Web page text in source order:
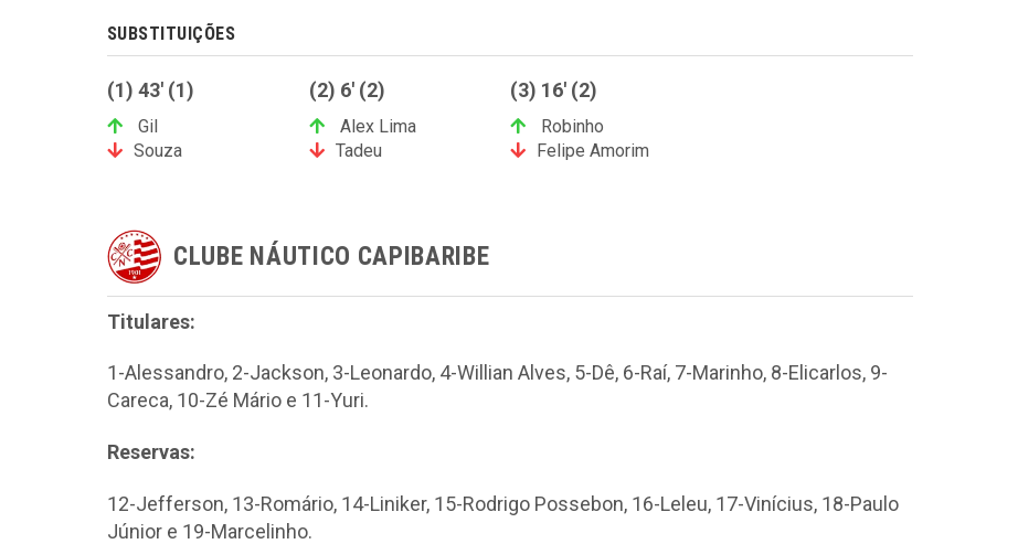
SUBSTITUIÇÕES
(1) 43' (1)
Gil
Souza
(2) 6' (2)
Alex Lima
Tadeu
(3) 16' (2)
Robinho
Felipe Amorim
CLUBE NÁUTICO CAPIBARIBE
Titulares:
1-Alessandro, 2-Jackson, 3-Leonardo, 4-Willian Alves, 5-Dê, 6-Raí, 7-Marinho, 8-Elicarlos, 9-
Careca, 10-Zé Mário e 11-Yuri.
Reservas:
12-Jefferson, 13-Romário, 14-Liniker, 15-Rodrigo Possebon, 16-Leleu, 17-Vinícius, 18-Paulo
Júnior e 19-Marcelinho.